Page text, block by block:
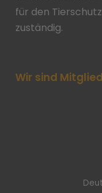
für den
zuständig.
Wir sind